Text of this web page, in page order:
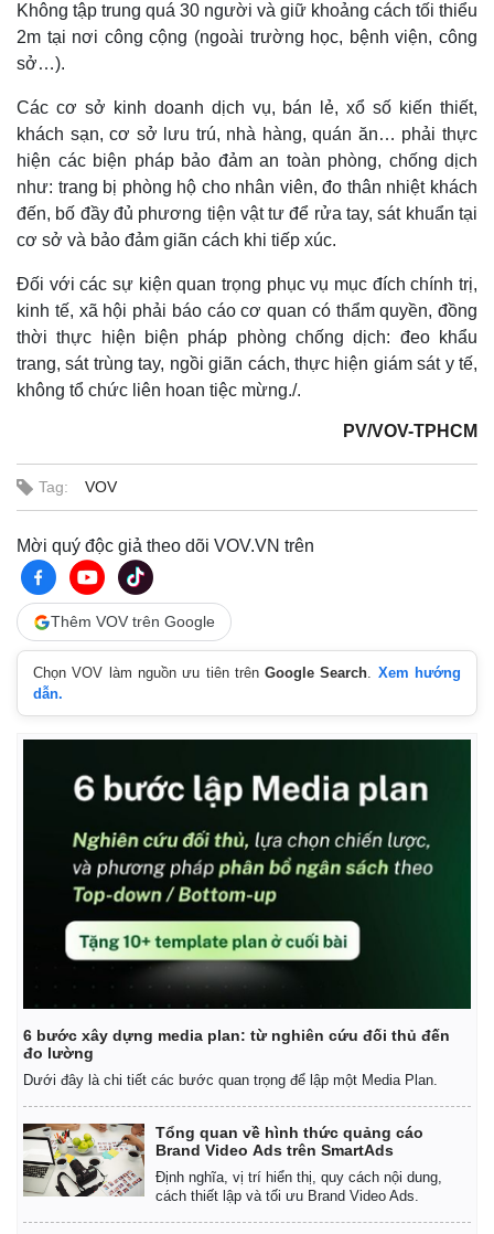
Thế giới
Quan sát
Cuộc sống đó đây
Multimedia
Video
Ảnh
Infographic
Không tập trung quá 30 người và giữ khoảng cách tối thiểu
2m tại nơi công cộng (ngoài trường học, bệnh viện, công
sở…).
Các cơ sở kinh doanh dịch vụ, bán lẻ, xổ số kiến thiết,
khách sạn, cơ sở lưu trú, nhà hàng, quán ăn… phải thực
hiện các biện pháp bảo đảm an toàn phòng, chống dịch
như: trang bị phòng hộ cho nhân viên, đo thân nhiệt khách
đến, bố đầy đủ phương tiện vật tư để rửa tay, sát khuẩn tại
cơ sở và bảo đảm giãn cách khi tiếp xúc.
Đối với các sự kiện quan trọng phục vụ mục đích chính trị,
kinh tế, xã hội phải báo cáo cơ quan có thẩm quyền, đồng
thời thực hiện biện pháp phòng chống dịch: đeo khẩu
trang, sát trùng tay, ngồi giãn cách, thực hiện giám sát y tế,
không tổ chức liên hoan tiệc mừng./.
PV/VOV-TPHCM
Tag: VOV
Mời quý độc giả theo dõi VOV.VN trên
Thêm VOV trên Google
Chọn VOV làm nguồn ưu tiên trênGoogle Search. Xem hướng
dẫn.
6 bước xây dựng media plan: từ nghiên cứu đối thủ đến
đo lường
Dưới đây là chi tiết các bước quan trọng để lập một Media Plan.
Tổng quan về hình thức quảng cáo
Brand Video Ads trên SmartAds
Định nghĩa, vị trí hiển thị, quy cách nội dung,
cách thiết lập và tối ưu Brand Video Ads.